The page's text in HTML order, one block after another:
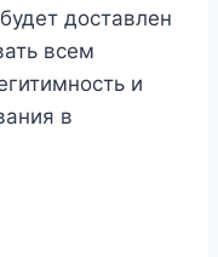
доставлен
всем
и
в